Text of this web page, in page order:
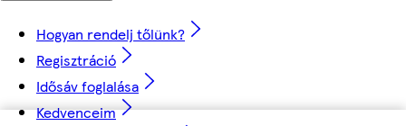
Hogyan rendelj tőlünk?
Regisztráció
Idősáv foglalása
Kedvenceim